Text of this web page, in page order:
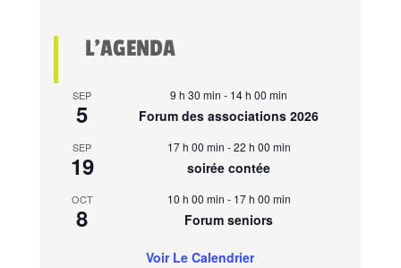
L’AGENDA
SEP
5
9 h 30 min - 14 h 00 min
Forum des associations 2026
SEP
19
17 h 00 min -22 h 00 min
soirée contée
OCT
8
10 h 00 min - 17 h 00 min
Forum seniors
Voir Le Calendrier